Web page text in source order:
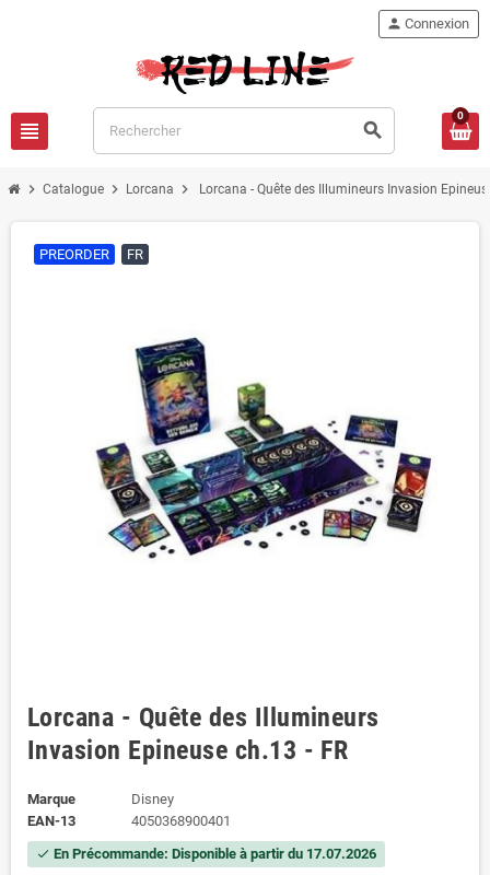
view_headline search
person Connexion
0
chevron_right Catalogue chevron_right Lorcana chevron_right Lorcana - Quête des Illumineurs Invasion
PREORDER FR
Lorcana - Quête des Illumineurs
Invasion Epineuse ch.13 - FR
Marque
Disney
EAN-13
4050368900401
check En Précommande: Disponible à partir du 17.07.2026